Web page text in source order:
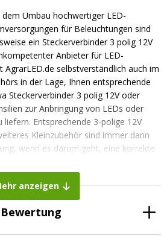
Umbau hochwertiger LED-
für Beleuchtungen sind
ein Steckerverbinder 3 polig 12V
Anbieter für LED-
AgrarLED.de selbstverständlich auch im
in der Lage, Ihnen entsprechende
Steckerverbinder 3 polig 12V oder
zur Anbringung von LEDs oder
Entsprechende 3-polige 12V
Kleinzubehör sind immer dann
wenn es darum geht, eine korrekte
AgrarLED.de –
polig 12V
anzeigen